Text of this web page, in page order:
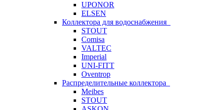
UPONOR
ELSEN
Коллектора для водоснабжения
STOUT
Comisa
VALTEC
Imperial
UNI-FITT
Oventrop
Распределительные коллектора
Meibes
STOUT